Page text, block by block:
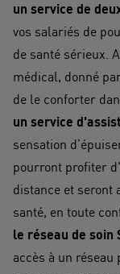
un service de
vos salariés de
de santé sérieux.
médical, donné
de le conforter
un service
sensation
pourront profiter
distance et seront
santé, en toute
le réseau de soin
accès à un réseau